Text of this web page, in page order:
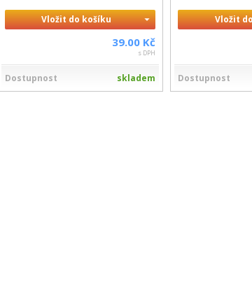
Vložit do košíku
39.00 Kč
s DPH
Dostupnost skladem
Vložit
Dostupnost